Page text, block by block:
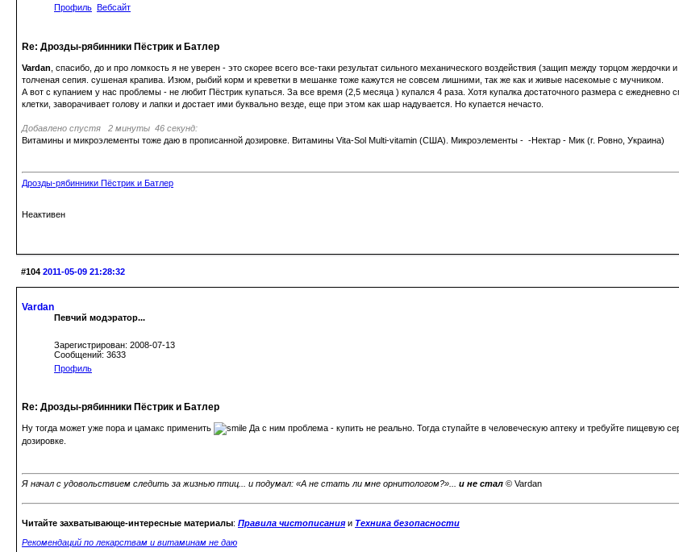
Профиль
Вебсайт
Re: Дрозды-рябинники Пёстрик и Батлер
Vardan , спасибо, до и про ломкость я не уверен - это скорее всего все-таки результат сильного механического воздействия (защип между торцом
толченая сепия. сушеная крапива. Изюм, рыбий корм и креветки в мешанке тоже кажутся не совсем лишними, так же как и живые насекомые с мучником.
А вот с купанием у нас проблемы - не любит Пёстрик купаться. За все время (2,5 месяца ) купался 4 раза. Хотя купалка достаточного размера с ежедневно
клетки, заворачивает голову и лапки и достает ими буквально везде, еще при этом как шар надувается. Но купается нечасто.
Добавлено спустя 2 минуты 46 секунд:
Витамины и микроэлементы тоже даю в прописанной дозировке. Витамины Vita-Sol Multi-vitamin (США). Микроэлементы - -Нектар - Мик (г. Ровно, Украина)
Дрозды-рябинники Пёстрик и Батлер
Неактивен
#104 2011-05-09 21:28:32
Vardan
Певчий модэратор...
Зарегистрирован: 2008-07-13
Сообщений: 3633
Профиль
Re: Дрозды-рябинники Пёстрик и Батлер
Ну тогда может уже пора и цамакс применить
Да с ним проблема - купить не реально. Тогда ступайте в человеческую аптеку и требуйте пищевую
дозировке.
Я начал с удовольствием следить за жизнью птиц... и подумал: «А не стать ли мне орнитологом?»... и не стал © Vardan
Читайте захватывающе-интересные материалы: Правила чистописанияи Техника безопасности
Рекомендаций по лекарствам и витаминам не даю